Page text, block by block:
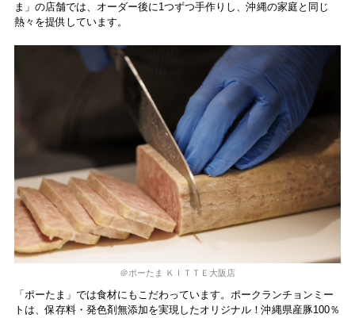
ま」の店舗では、オーダー後に1つずつ手作りし、沖縄の家庭と同じ
熱々を提供しています。
＠ポーたま ＫＩＴＴＥ大阪店
「ポーたま」では食材にもこだわっています。ポークランチョンミー
トは、保存料・発色剤無添加を実現したオリジナル！沖縄県産豚100％